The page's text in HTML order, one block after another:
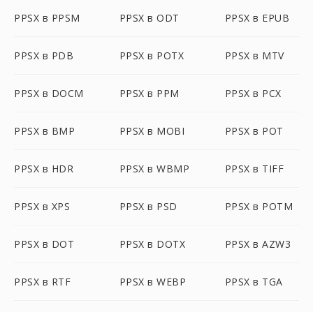
PPSX в PPSM PPSX в ODT PPSX в EPUB
PPSX в PDB PPSX в POTX PPSX в MTV
PPSX в DOCM PPSX в PPM PPSX в PCX
PPSX в BMP PPSX в MOBI PPSX в POT
PPSX в HDR PPSX в WBMP PPSX в TIFF
PPSX в XPS PPSX в PSD PPSX в POTM
PPSX в DOT PPSX в DOTX PPSX в AZW3
PPSX в RTF PPSX в WEBP PPSX в TGA